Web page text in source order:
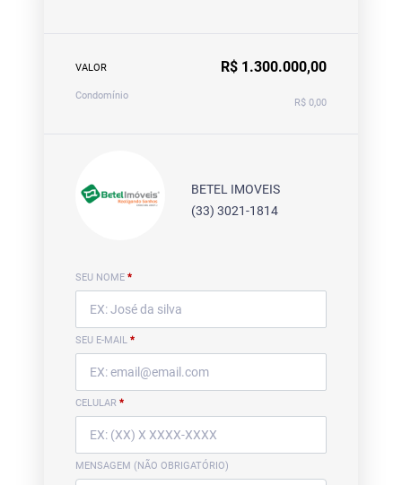
VALOR R$ 1.300.000,00
Condomínio
R$ 0,00
BETEL IMOVEIS
(33) 3021-1814
SEU NOME *
SEU E-MAIL *
CELULAR *
MENSAGEM (NÃO OBRIGATÓRIO)